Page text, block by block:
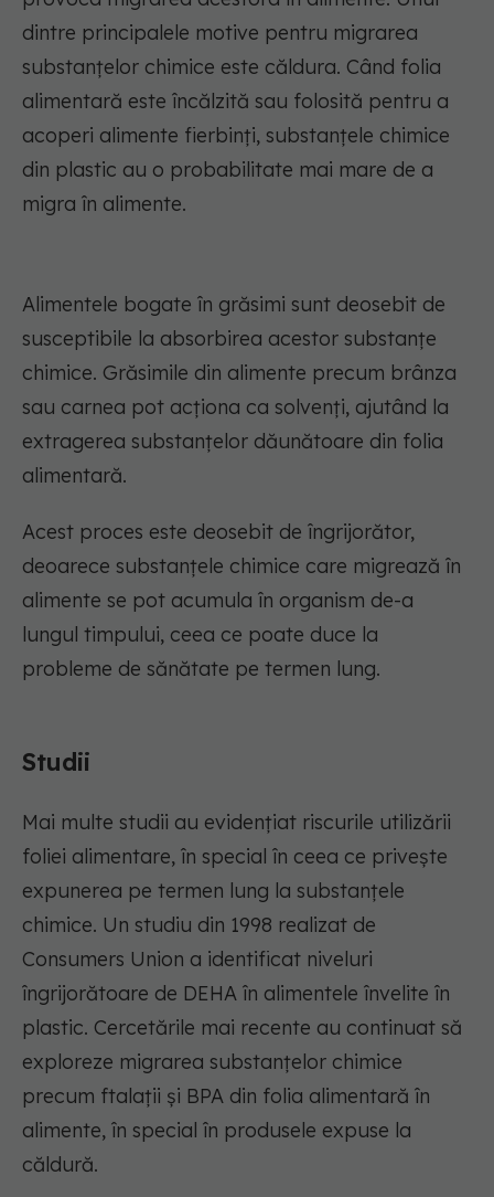
dintre principalele motive pentru migrarea
substanțelor chimice este căldura. Când folia
alimentară este încălzită sau folosită pentru a
acoperi alimente fierbinți, substanțele chimice
din plastic au o probabilitate mai mare de a
migra în alimente.
Alimentele bogate în grăsimi sunt deosebit de
susceptibile la absorbirea acestor substanțe
chimice. Grăsimile din alimente precum brânza
sau carnea pot acționa ca solvenți, ajutând la
extragerea substanțelor dăunătoare din folia
alimentară.
Acest proces este deosebit de îngrijorător,
deoarece substanțele chimice care migrează în
alimente se pot acumula în organism de-a
lungul timpului, ceea ce poate duce la
probleme de sănătate pe termen lung.
Studii
Mai multe studii au evidențiat riscurile utilizării
foliei alimentare, în special în ceea ce privește
expunerea pe termen lung la substanțele
chimice. Un studiu din 1998 realizat de
Consumers Union a identificat niveluri
îngrijorătoare de DEHA în alimentele învelite în
plastic. Cercetările mai recente au continuat să
exploreze migrarea substanțelor chimice
precum ftalații și BPA din folia alimentară în
alimente, în special în produsele expuse la
căldură.